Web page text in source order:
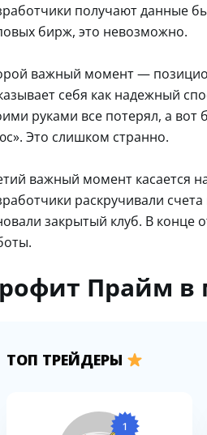
получают данные
бирж, это невозможно.
важный момент —
себя как надежный
руками все потерял, а
Это слишком странно.
важный момент касается
раскручивали
закрытый клуб. В
Прайм в
ТОП ТРЕЙДЕРЫ
1